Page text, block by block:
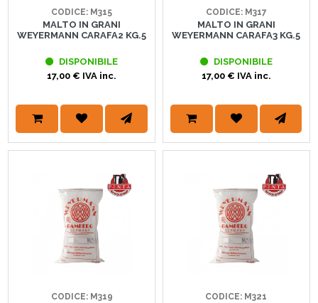
CODICE: M315
MALTO IN GRANI
WEYERMANN CARAFA2 KG.5
DISPONIBILE
17,00 € IVA inc.
CODICE: M317
MALTO IN GRANI
WEYERMANN CARAFA3 KG.5
DISPONIBILE
17,00 € IVA inc.
CODICE: M319 CODICE: M321